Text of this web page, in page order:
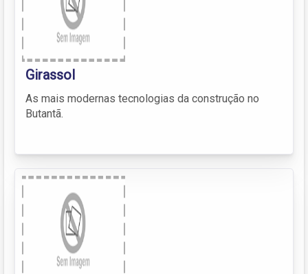
Girassol
As mais modernas tecnologias da construção no
Butantã.